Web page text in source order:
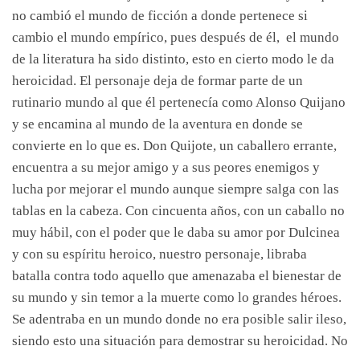
no cambió el mundo de ficción a donde pertenece si
cambio el mundo empírico, pues después de él, el mundo
de la literatura ha sido distinto, esto en cierto modo le da
heroicidad. El personaje deja de formar parte de un
rutinario mundo al que él pertenecía como Alonso Quijano
y se encamina al mundo de la aventura en donde se
convierte en lo que es. Don Quijote, un caballero errante,
encuentra a su mejor amigo y a sus peores enemigos y
lucha por mejorar el mundo aunque siempre salga con las
tablas en la cabeza. Con cincuenta años, con un caballo no
muy hábil, con el poder que le daba su amor por Dulcinea
y con su espíritu heroico, nuestro personaje, libraba
batalla contra todo aquello que amenazaba el bienestar de
su mundo y sin temor a la muerte como lo grandes héroes.
Se adentraba en un mundo donde no era posible salir ileso,
siendo esto una situación para demostrar su heroicidad. No